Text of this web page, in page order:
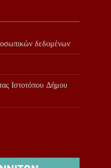
δεδομένων
Ιστοτόπου Δήμου